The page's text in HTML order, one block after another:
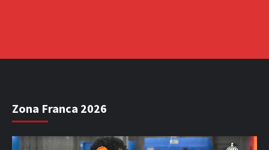
Zona Franca 2026
Reproductor